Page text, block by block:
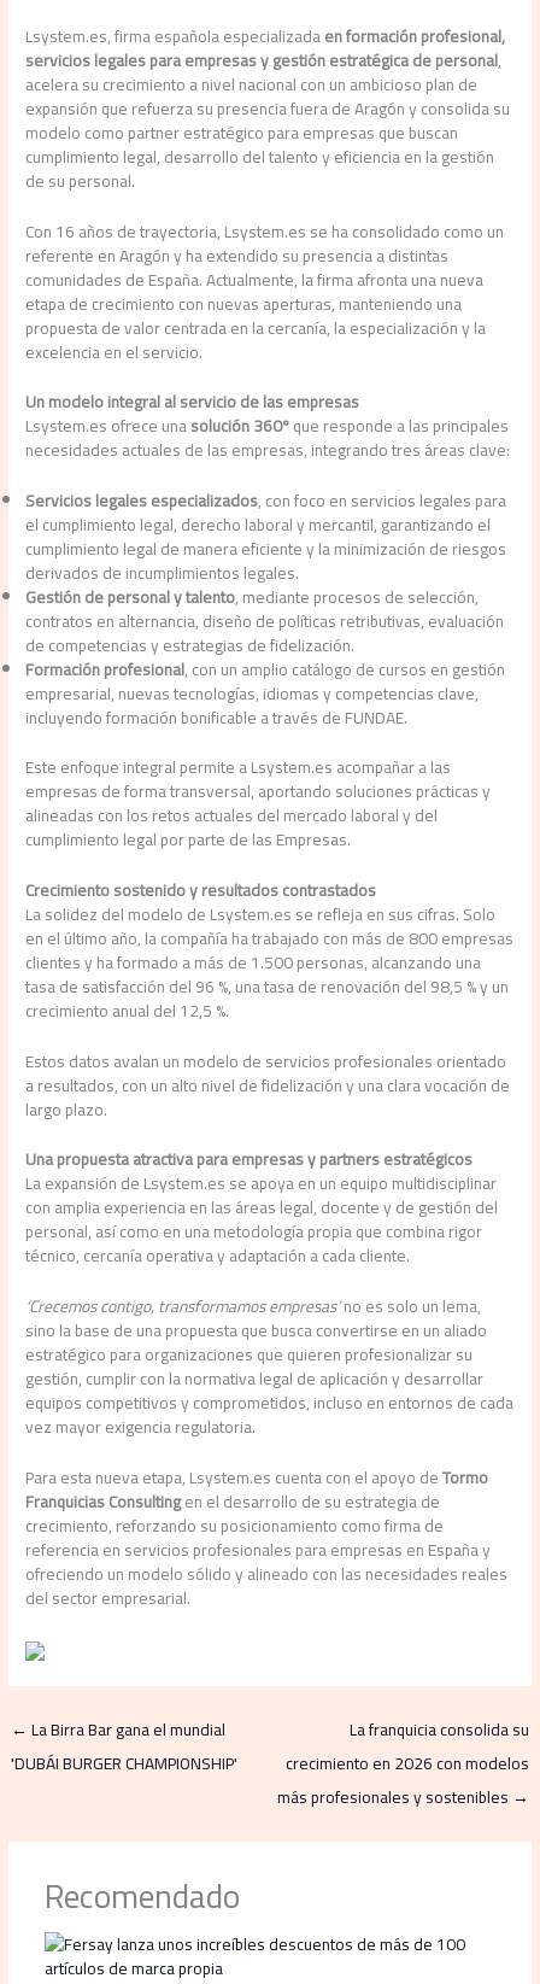
Lsystem.es, firma española especializadaen formación profesional,
servicios legales para empresas y gestión estratégica de personal,
acelera su crecimiento a nivel nacional con un ambicioso plan de
expansión que refuerza su presencia fuera de Aragón y consolida su
modelo como partner estratégico para empresas que buscan
cumplimiento legal, desarrollo del talento y eficiencia en la gestión
de su personal.
Con 16 años de trayectoria, Lsystem.es se ha consolidado como un
referente en Aragón y ha extendido su presencia a distintas
comunidades de España. Actualmente, la firma afronta una nueva
etapa de crecimiento con nuevas aperturas, manteniendo una
propuesta de valor centrada en la cercanía, la especialización y la
excelencia en el servicio.
Un modelo integral al servicio de las empresas
Lsystem.es ofrece unasolución 360ºque responde a las principales
necesidades actuales de las empresas, integrando tres áreas clave:
Servicios legales especializados, con foco en servicios legales para
el cumplimiento legal, derecho laboral y mercantil, garantizando el
cumplimiento legal de manera eficiente y la minimización de riesgos
derivados de incumplimientos legales.
Gestión de personal y talento, mediante procesos de selección,
contratos en alternancia, diseño de políticas retributivas, evaluación
de competencias y estrategias de fidelización.
Formación profesional, con un amplio catálogo de cursos en gestión
empresarial, nuevas tecnologías, idiomas y competencias clave,
incluyendo formación bonificable a través de FUNDAE.
Este enfoque integral permite a Lsystem.es acompañar a las
empresas de forma transversal, aportando soluciones prácticas y
alineadas con los retos actuales del mercado laboral y del
cumplimiento legal por parte de las Empresas.
Crecimiento sostenido y resultados contrastados
La solidez del modelo de Lsystem.es se refleja en sus cifras. Solo
en el último año, la compañía ha trabajado con más de 800 empresas
clientes y ha formado a más de 1.500 personas, alcanzando una
tasa de satisfacción del 96 %, una tasa de renovación del 98,5 % y un
crecimiento anual del 12,5 %.
Estos datos avalan un modelo de servicios profesionales orientado
a resultados, con un alto nivel de fidelización y una clara vocación de
largo plazo.
Una propuesta atractiva para empresas y partners estratégicos
La expansión de Lsystem.es se apoya en un equipo multidisciplinar
con amplia experiencia en las áreas legal, docente y de gestión del
personal, así como en una metodología propia que combina rigor
técnico, cercanía operativa y adaptación a cada cliente.
‘Crecemos contigo, transformamos empresas’no es solo un lema,
sino la base de una propuesta que busca convertirse en un aliado
estratégico para organizaciones que quieren profesionalizar su
gestión, cumplir con la normativa legal de aplicación y desarrollar
equipos competitivos y comprometidos, incluso en entornos de cada
vez mayor exigencia regulatoria.
Para esta nueva etapa, Lsystem.es cuenta con el apoyo deTormo
Franquicias Consultingen el desarrollo de su estrategia de
crecimiento, reforzando su posicionamiento como firma de
referencia en servicios profesionales para empresas en España y
ofreciendo un modelo sólido y alineado con las necesidades reales
del sector empresarial.
←La Birra Bar gana el mundial
'DUBÁI BURGER CHAMPIONSHIP'
La franquicia consolida su
crecimiento en 2026 con modelos
más profesionales y sostenibles →
Recomendado